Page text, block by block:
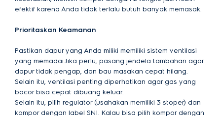
efektif karena Anda tidak terlalu butuh banyak memasak.
Prioritaskan Keamanan
Pastikan dapur yang Anda miliki memiliki sistem ventilasi
yang memadai.Jika perlu, pasang jendela tambahan agar
dapur tidak pengap, dan bau masakan cepat hilang.
Selain itu, ventilasi penting diperhatikan agar gas yang
bocor bisa cepat dibuang keluar.
Selain itu, pilih regulator (usahakan memiliki 3 stoper) dan
kompor dengan label SNI. Kalau bisa pilih kompor dengan